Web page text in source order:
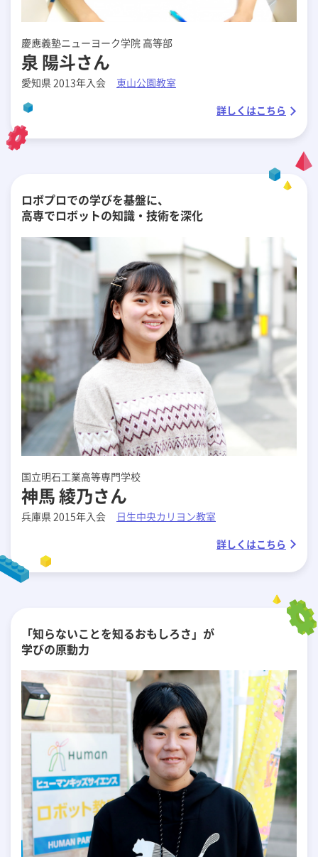
慶應義塾ニューヨーク学院 高等部
泉 陽斗さん
愛知県 2013年入会
東山公園教室
詳しくはこちら
ロボプロでの学びを基盤に、
高専でロボットの知識・技術を深化
国立明石工業高等専門学校
神馬 綾乃さん
兵庫県 2015年入会
日生中央カリヨン教室
詳しくはこちら
「知らないことを知るおもしろさ」が
学びの原動力